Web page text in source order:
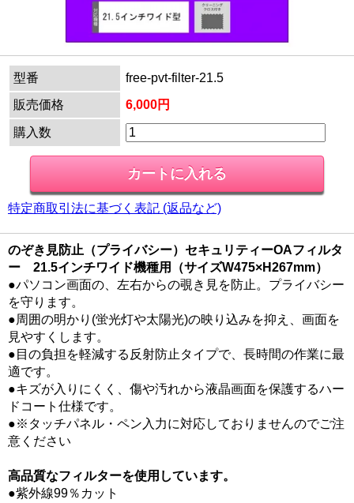
型番
free-pvt-filter-21.5
販売価格
6,000円
購入数
特定商取引法に基づく表記 (返品など)
のぞき見防止（プライバシー）セキュリティーOAフィルタ
ー 21.5インチワイド機種用（サイズW475×H267mm）
●パソコン画面の、左右からの覗き見を防止。プライバシー
を守ります。
●周囲の明かり(蛍光灯や太陽光)の映り込みを抑え、画面を
見やすくします。
●目の負担を軽減する反射防止タイプで、長時間の作業に最
適です。
●キズが入りにくく、傷や汚れから液晶画面を保護するハー
ドコート仕様です。
●※タッチパネル・ペン入力に対応しておりませんのでご注
意ください
高品質なフィルターを使用しています。
●紫外線99％カット